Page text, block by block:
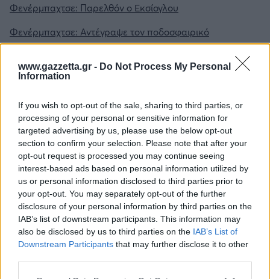
www.gazzetta.gr - Do Not Process My Personal
Information
If you wish to opt-out of the sale, sharing to third parties, or
processing of your personal or sensitive information for
targeted advertising by us, please use the below opt-out
section to confirm your selection. Please note that after your
opt-out request is processed you may continue seeing
interest-based ads based on personal information utilized by
us or personal information disclosed to third parties prior to
your opt-out. You may separately opt-out of the further
disclosure of your personal information by third parties on the
IAB’s list of downstream participants. This information may
also be disclosed by us to third parties on the IAB’s List of
Downstream Participants that may further disclose it to other
Φενέρμπαχτσε: Παρελθόν ο Εκσίογλου
Φενέρμπαχτσε: Αντέγραψε τον ποδοσφαιρικό
Παναθηναϊκό με Spiderman και Λιβάι Γκαρσία!
Γιασικεβίτσιους: «Καλοκαίρι και Ελλάδα, ο τέλειος
Για να προσθέσεις το σχόλιο
σου πρέπει να συνδεθείς
στο my gazzetta!
Εγγραφή Σύνδεση